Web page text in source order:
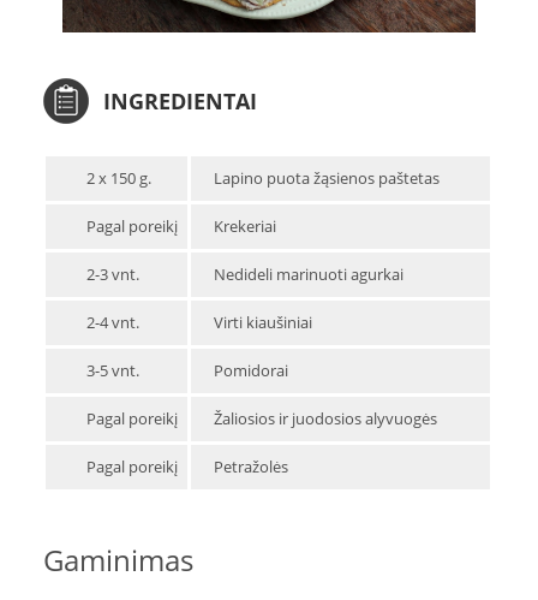
INGREDIENTAI
2 x 150 g. Lapino puota žąsienos paštetas
Pagal poreikį Krekeriai
2-3 vnt. Nedideli marinuoti agurkai
2-4 vnt. Virti kiaušiniai
3-5 vnt. Pomidorai
Pagal poreikį Žaliosios ir juodosios alyvuogės
Pagal poreikį Petražolės
Gaminimas